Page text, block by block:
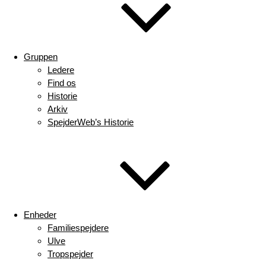
Gruppen
Ledere
Find os
Historie
Arkiv
SpejderWeb’s Historie
Enheder
Familiespejdere
Ulve
Tropspejder